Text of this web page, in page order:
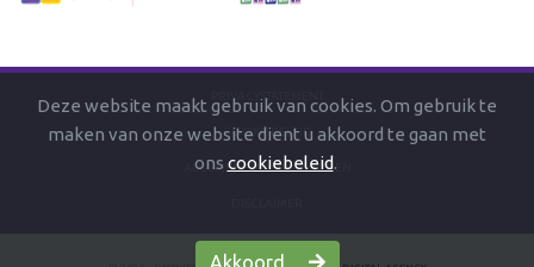
PRIVACYSTATEMENT
COOKIEBELEID
ALGEMENE VOORWAARDEN
Deze website maakt gebruik van cookies. Om gebruik te
maken van onze website dient u akkoord te gaan met
ons cookiebeleid.
Akkoord